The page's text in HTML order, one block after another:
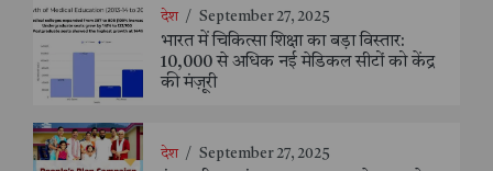
देश / September 27, 2025
भारत में चिकित्सा शिक्षा का बड़ा विस्तार:
10,000 से अधिक नई मेडिकल सीटों को केंद्र
की मंज़ूरी
देश / September 27, 2025